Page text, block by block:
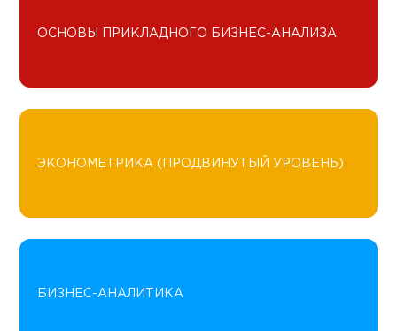
ОСНОВЫ ПРИКЛАДНОГО БИЗНЕС-АНАЛИЗА
ЭКОНОМЕТРИКА (ПРОДВИНУТЫЙ УРОВЕНЬ)
БИЗНЕС-АНАЛИТИКА